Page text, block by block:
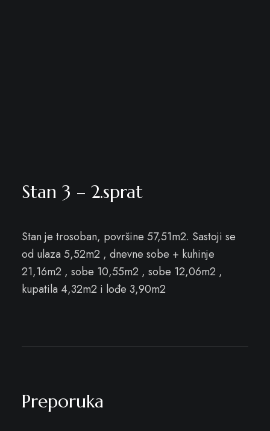
Stan 3 – 2.sprat
Stan je trosoban, površine 57,51m2. Sastoji se
od ulaza 5,52m2 , dnevne sobe + kuhinje
21,16m2 , sobe 10,55m2 , sobe 12,06m2 ,
kupatila 4,32m2 i lođe 3,90m2
Preporuka